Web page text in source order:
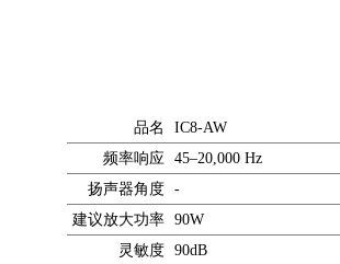
品名
IC8-AW
频率响应
45–20,000 Hz
扬声器角度
-
建议放大功率
90W
灵敏度
90dB